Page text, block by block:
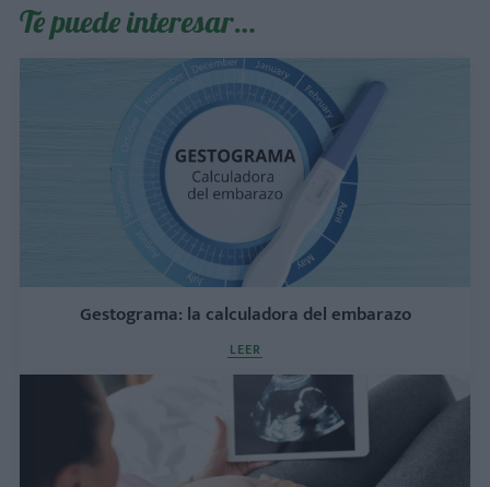
Te puede interesar…
Gestograma: la calculadora del embarazo
LEER